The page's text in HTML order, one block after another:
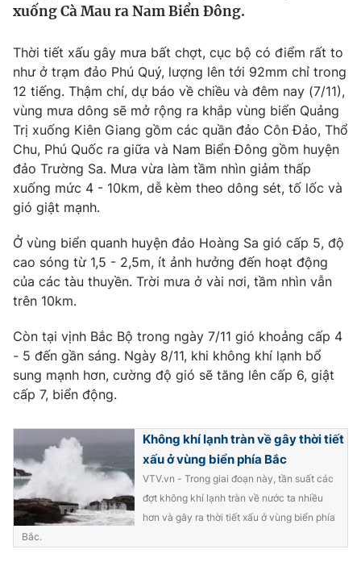
Tin tức
Thế giới đó đây
Câu chuyện quốc tế
Kinh tế
Tài chính
Thị trường
Góc doanh nghiệp
Dữ liệu và đời sống
Truyền hình
Phim VTV
Hậu trường
Nhân vật
Khán giả
Giải sao mai
Giải trí
Điện ảnh
Sao
Đời sống
Du lịch
Làm đẹp
Chất lượng cuộc sống
Giáo dục
Tuyển sinh
Công nghệ
Hitech Công nghệ tương lai
Sản phẩm
Thị trường
Tư vấn
Giao lưu trực tuyến
Lịch phát sóng
Chuyên mục khác
Emagazine Podcast
Photo
xuống Cà Mau ra Nam Biển Đông.
Thời tiết xấu gây mưa bất chợt, cục bộ có điểm rất to
như ở trạm đảo Phú Quý, lượng lên tới 92mm chỉ trong
12 tiếng. Thậm chí, dự báo về chiều và đêm nay (7/11),
vùng mưa dông sẽ mở rộng ra khắp vùng biển Quảng
Trị xuống Kiên Giang gồm các quần đảo Côn Đảo, Thổ
Chu, Phú Quốc ra giữa và Nam Biển Đông gồm huyện
đảo Trường Sa. Mưa vừa làm tầm nhìn giảm thấp
xuống mức 4 - 10km, dễ kèm theo dông sét, tố lốc và
gió giật mạnh.
Ở vùng biển quanh huyện đảo Hoàng Sa gió cấp 5, độ
cao sóng từ 1,5 - 2,5m, ít ảnh hưởng đến hoạt động
của các tàu thuyền. Trời mưa ở vài nơi, tầm nhìn vẫn
trên 10km.
Còn tại vịnh Bắc Bộ trong ngày 7/11 gió khoảng cấp 4
- 5 đến gần sáng. Ngày 8/11, khi không khí lạnh bổ
sung mạnh hơn, cường độ gió sẽ tăng lên cấp 6, giật
cấp 7, biển động.
Không khí lạnh tràn về gây thời tiết
xấu ở vùng biển phía Bắc
VTV.vn - Trong giai đoạn này, tần suất các
đợt không khí lạnh tràn về nước ta nhiều
hơn và gây ra thời tiết xấu ở vùng biển phía
Bắc.